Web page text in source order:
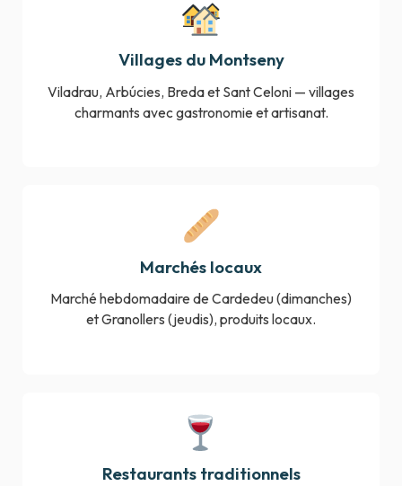
Villages du Montseny
Viladrau, Arbúcies, Breda et Sant Celoni — villages
charmants avec gastronomie et artisanat.
Marchés locaux
Marché hebdomadaire de Cardedeu (dimanches)
et Granollers (jeudis), produits locaux.
Restaurants traditionnels